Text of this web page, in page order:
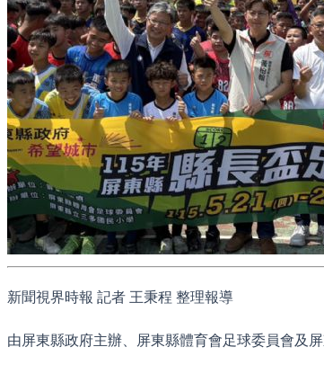
新聞視界時報 記者 王秉程整理報導
由屏東縣政府主辦、屏東縣體育會足球委員會及